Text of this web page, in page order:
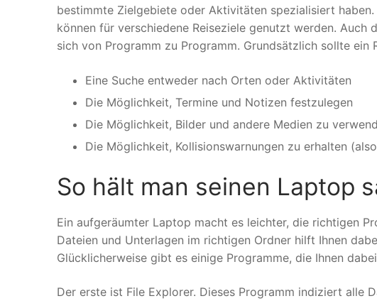
bestimmte Zielgebiete oder Aktivitäten spezialisiert
können für verschiedene Reiseziele genutzt werden. Auch
sich von Programm zu Programm. Grundsätzlich sollte ein
Eine Suche entweder nach Orten oder Aktivitäten
Die Möglichkeit, Termine und Notizen festzulegen
Die Möglichkeit, Bilder und andere Medien zu
Die Möglichkeit, Kollisionswarnungen zu erhalten
So hält man seinen Laptop
Ein aufgeräumter Laptop macht es leichter, die richtigen
Dateien und Unterlagen im richtigen Ordner hilft Ihnen
Glücklicherweise gibt es einige Programme, die Ihnen
Der erste ist File Explorer. Dieses Programm indiziert alle